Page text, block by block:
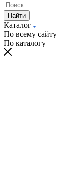
Найти
Каталог
По всему сайту
По каталогу